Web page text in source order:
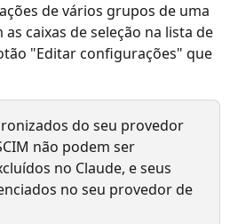
de vários grupos de uma
caixas de seleção na lista de
"Editar configurações" que
do seu provedor
não podem ser
no Claude, e seus
no seu provedor de